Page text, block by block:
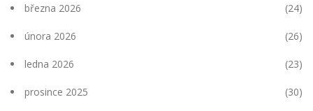
března 2026 (24)
února 2026 (26)
ledna 2026 (23)
prosince 2025 (30)